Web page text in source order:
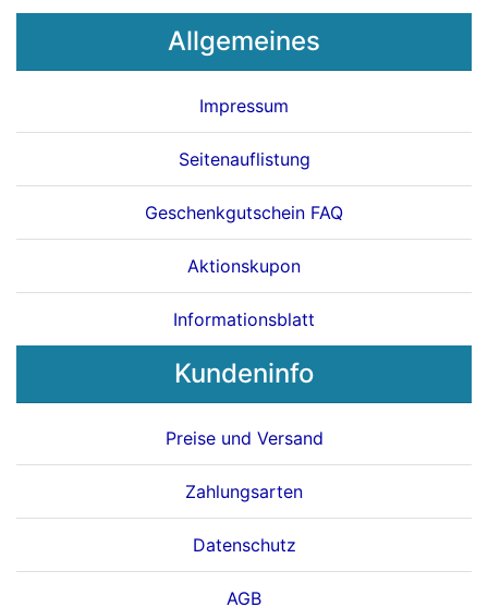
Allgemeines
Impressum
Seitenauflistung
Geschenkgutschein FAQ
Aktionskupon
Informationsblatt
Kundeninfo
Preise und Versand
Zahlungsarten
Datenschutz
AGB